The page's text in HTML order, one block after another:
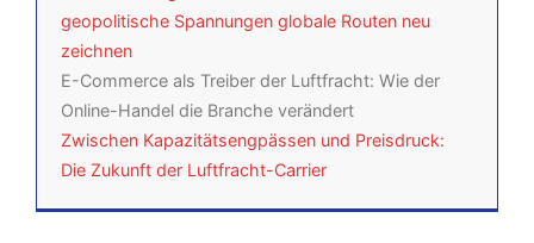
geopolitische Spannungen globale Routen neu
zeichnen
E-Commerce als Treiber der Luftfracht: Wie der
Online-Handel die Branche verändert
Zwischen Kapazitätsengpässen und Preisdruck:
Die Zukunft der Luftfracht-Carrier